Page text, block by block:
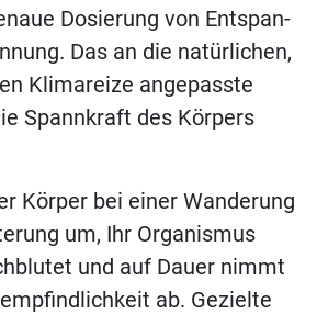
Do­sie­rung von Ent­span­
Das an die na­tür­li­chen,
Kli­ma­rei­ze an­ge­pass­te
Spann­kraft des Kör­pers
Kör­per bei ei­ner Wan­de­rung
um, Ihr Or­ga­nis­mus
und auf Dau­er nimmt
ab. Ge­ziel­te